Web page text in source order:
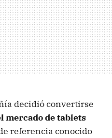
decidió convertirse
mercado de tablets
referencia conocido